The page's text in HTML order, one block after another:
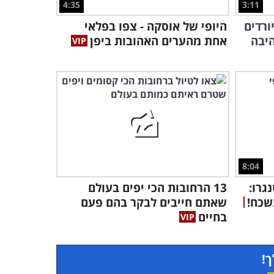
3:01
3:11
4:35
היופי של אוסקה - צפו בפלאי
אחת מהערים האהובות ביפן
8:04
13 הרחובות הכי יפים בעולם
שאתם חייבים לבקר בהם פעם
בחיים